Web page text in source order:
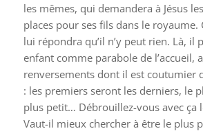
les mêmes, qui demandera à Jésus
places pour ses fils dans le royaume.
lui répondra qu’il n’y peut rien. Là, il
enfant comme parabole de l’accueil,
renversements dont il est coutumier
: les premiers seront les derniers, le
plus petit… Débrouillez-vous avec ça
Vaut-il mieux chercher à être le plus